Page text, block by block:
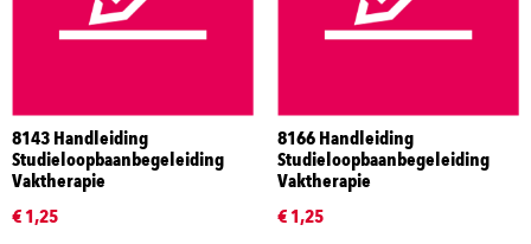
8143 Handleiding
Studieloopbaanbegeleiding
Vaktherapie
€ 1,25
8166 Handleiding
Studieloopbaanbegeleiding
Vaktherapie
€ 1,25